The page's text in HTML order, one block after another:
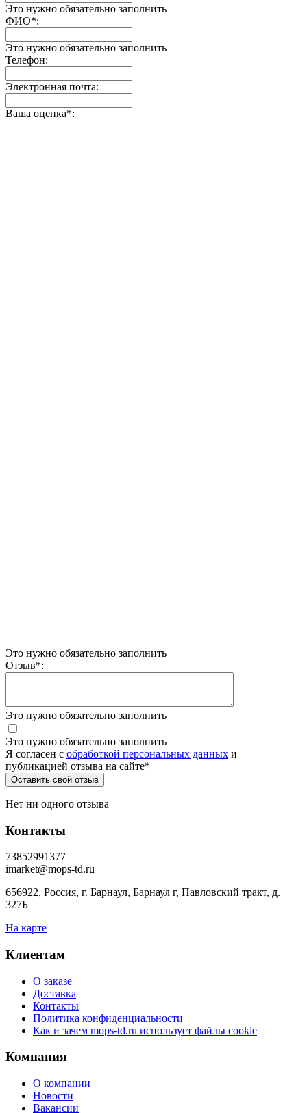
Это нужно обязательно заполнить
ФИО*:
Это нужно обязательно заполнить
Телефон:
Электронная почта:
Ваша оценка*:
Это нужно обязательно заполнить
Отзыв*:
Это нужно обязательно заполнить
Это нужно обязательно заполнить
Я согласен c обработкой персональных данных и
публикацией отзыва на сайте*
Нет ни одного отзыва
Контакты
73852991377
imarket@mops-td.ru
656922, Россия, г. Барнаул, Барнаул г, Павловский тракт, д.
327Б
На карте
Клиентам
О заказе
Доставка
Контакты
Политика конфиденциальности
Как и зачем mops-td.ru использует файлы cookie
Компания
О компании
Новости
Вакансии